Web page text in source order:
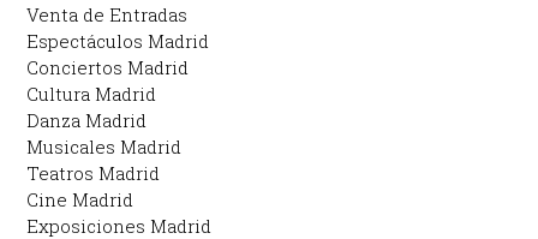
Venta de Entradas
Espectáculos Madrid
Conciertos Madrid
Cultura Madrid
Danza Madrid
Musicales Madrid
Teatros Madrid
Cine Madrid
Exposiciones Madrid